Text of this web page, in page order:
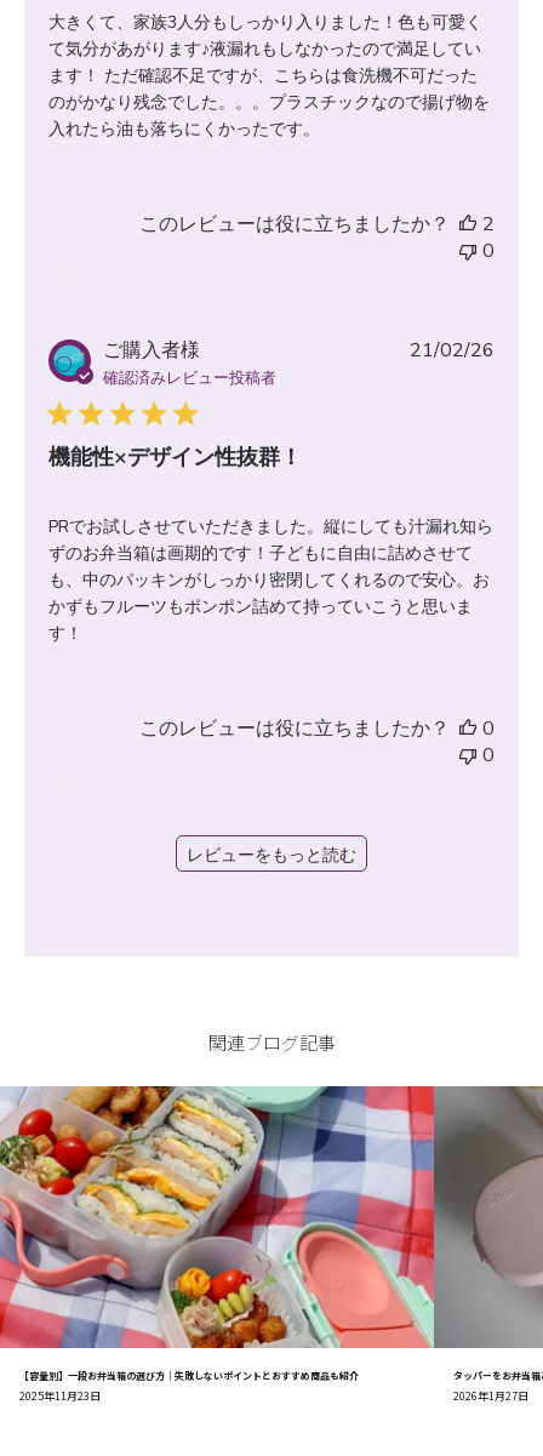
大きくて、家族3人分もしっかり入りました！色も可愛く
て気分があがります♪液漏れもしなかったので満足してい
ます！ ただ確認不足ですが、こちらは食洗機不可だった
のがかなり残念でした。。。プラスチックなので揚げ物を
入れたら油も落ちにくかったです。
このレビューは役に立ちましたか？
2
0
ご購入者様
確認済みレビュー投稿者
機能性×デザイン性抜群！
PRでお試しさせていただきました。縦にしても汁漏れ知ら
ずのお弁当箱は画期的です！子どもに自由に詰めさせて
も、中のパッキンがしっかり密閉してくれるので安心。お
かずもフルーツもポンポン詰めて持っていこうと思いま
す！
21/02/26
このレビューは役に立ちましたか？
0
0
レビューをもっと読む
関連ブログ記事
【容量別】一段お弁当箱の選び方｜失敗しないポイントとおすすめ商品も紹介
2025年11月23日
タッパーをお弁当
2026年1月27日